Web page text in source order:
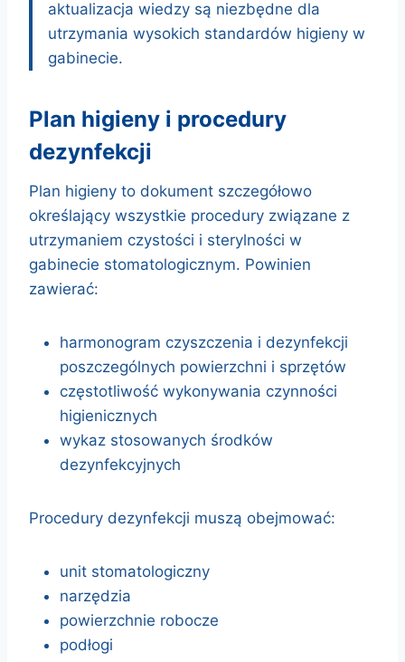
aktualizacja wiedzy są niezbędne dla
utrzymania wysokich standardów higieny w
gabinecie.
plan higieny i procedury
dezynfekcji
Plan higieny to dokument szczegółowo
określający wszystkie procedury związane z
utrzymaniem czystości i sterylności w
gabinecie stomatologicznym. Powinien
zawierać:
harmonogram czyszczenia i dezynfekcji
poszczególnych powierzchni i sprzętów
częstotliwość wykonywania czynności
higienicznych
wykaz stosowanych środków
dezynfekcyjnych
Procedury dezynfekcji muszą obejmować:
unit stomatologiczny
narzędzia
powierzchnie robocze
podłogi